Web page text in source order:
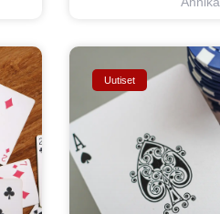
Uutiset